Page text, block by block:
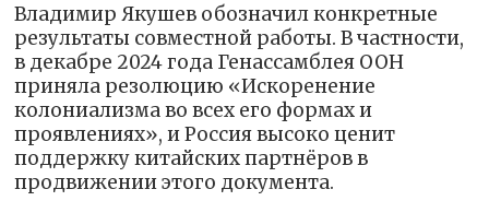
Владимир Якушев обозначил конкретные
результаты совместной работы. В частности,
в декабре 2024 года Генассамблея ООН
приняла резолюцию «Искоренение
колониализма во всех его формах и
проявлениях», и Россия высоко ценит
поддержку китайских партнёров в
продвижении этого документа.